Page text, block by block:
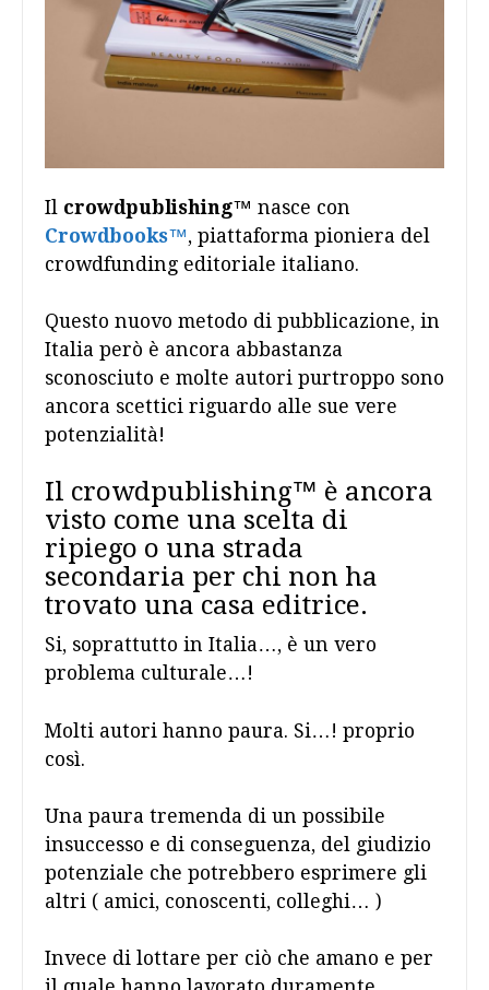
Il crowdpublishing™ nasce con
Crowdbooks™, piattaforma pioniera del
crowdfunding editoriale italiano.
Questo nuovo metodo di pubblicazione, in
Italia però è ancora abbastanza
sconosciuto e molte autori purtroppo sono
ancora scettici riguardo alle sue vere
potenzialità!
Il crowdpublishing™ è ancora
visto come una scelta di
ripiego o una strada
secondaria per chi non ha
trovato una casa editrice.
Si, soprattutto in Italia…, è un vero
problema culturale…!
Molti autori hanno paura. Si…! proprio
così.
Una paura tremenda di un possibile
insuccesso e di conseguenza, del giudizio
potenziale che potrebbero esprimere gli
altri ( amici, conoscenti, colleghi… )
Invece di lottare per ciò che amano e per